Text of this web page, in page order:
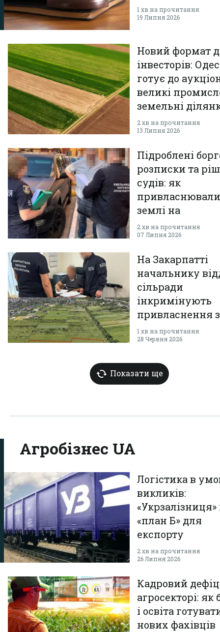
1 хв на прочитання
19 Липня 2026
Новий формат
інвесторів:
готує до
великі
земельні
2 хв на прочитання
13 Липня 2026
Підроблені
розписки та
судів: як
землі на
Хмельниччині
2 хв на прочитання
07 Липня 2026
На Закарпатті
начальнику
сільради
інкримінують
привласнення
на 9,1 млн грн
1 хв на прочитання
28 Червня 2026
Показати ще
Агробізнес UA
Логістика в
викликів:
«Укрзалізниця»
«план Б» для
експорту
українського
2 хв на прочитання
26 Липня 2026
Кадровий
агросекторі: як
і освіта
нових фахівців